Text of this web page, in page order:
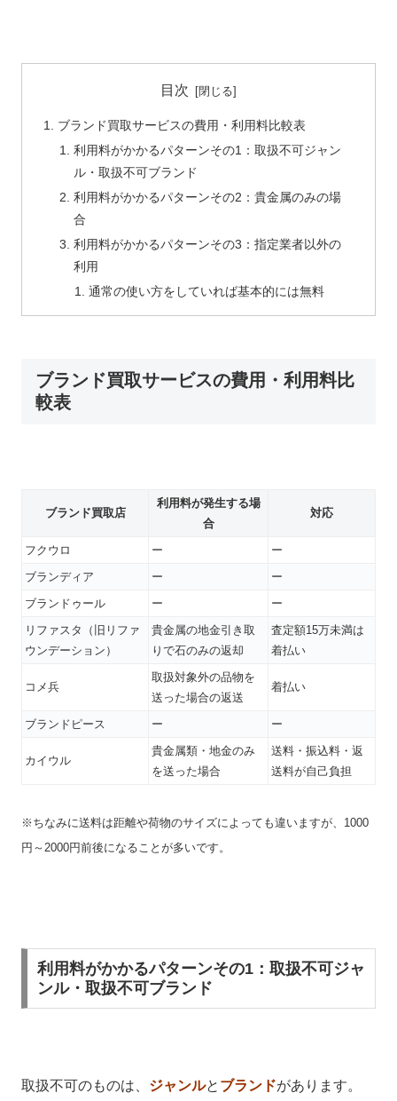
目次
ブランド買取サービスの費用・利用料比較表
利用料がかかるパターンその1：取扱不可ジャン
ル・取扱不可ブランド
利用料がかかるパターンその2：貴金属のみの場
合
利用料がかかるパターンその3：指定業者以外の
利用
通常の使い方をしていれば基本的には無料
ブランド買取サービスの費用・利用料比
較表
ブランド買取店
利用料が発生する場
合
対応
フクウロ ー
ー
ブランディア
ー
ー
ブランドゥール
ー
ー
リファスタ（旧リファ
ウンデーション）
貴金属の地金引き取
りで石のみの返却
査定額15万未満は
着払い
コメ兵
取扱対象外の品物を
送った場合の返送
着払い
ブランドピース ー ー
カイウル
貴金属類・地金のみ
を送った場合
送料・振込料・返
送料が自己負担
※ちなみに送料は距離や荷物のサイズによっても違いますが、1000
円～2000円前後になることが多いです。
利用料がかかるパターンその1：取扱不可ジャ
ンル・取扱不可ブランド
取扱不可のものは、 ジャンルと ブランドがあります。